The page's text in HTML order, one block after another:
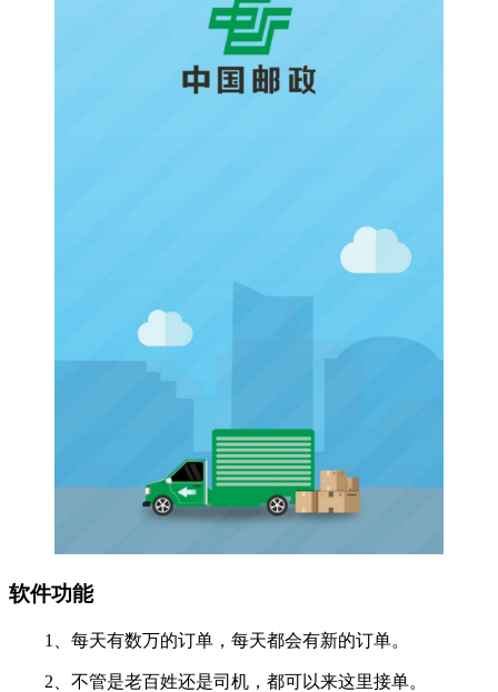
软件功能
1、每天有数万的订单，每天都会有新的订单。
2、不管是老百姓还是司机，都可以来这里接单。